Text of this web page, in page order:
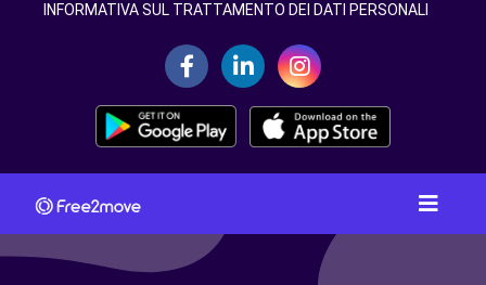
INFORMATIVA SUL TRATTAMENTO DEI DATI PERSONALI